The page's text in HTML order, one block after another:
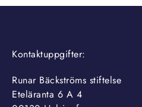
Kontaktuppgifter:
Runar Bäckströms stiftelse
Eteläranta 6 A 4